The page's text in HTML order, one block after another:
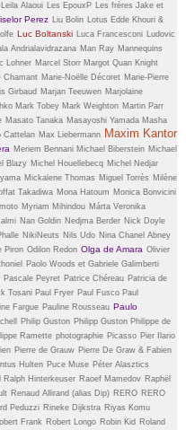
Leila Alaoui Les EpouxP Les frères Jake et
Perez Liu Bolin Lotus Edde Khouri &
Luc Boltanski Luca Francesconi Ludovic
Andrialavidrazana Man Ray Mannequins
Lohner Marcel Storr Margot Quan Knight
Chamant Marie-Noëlle Décoret Marie-Pierre
Girbaud Marjan Teeuwen Marjolaine
Mark Tobey Mark Weighton Martin Parr
Masato Tanaka Masayoshi Yamada Masha
Cattelan Max Liebermann Maxim Kantor
Meriem Bennani Michael Biberstein Michael
Blazy Michel Houellebecq Michel Nedjar
Mickalene Thomas Miguel Torrès Milène
Takadiwa Mona Hatoum Monica Bonvicini
Myriam Mihindou Márta Veronika
Nan Goldin Nedjma Berder Nick Doyle
NikiNeuts Nils Udo Nina Chanel Abney
Piron Odilon Redon Olga de Amara Olivier
Paolo Woods et Gabriele Galimberti
Pascale Peyret Patrice Chéreau Patricia de
Tosani Paul Fryer Paul Fusco Paul
Fargue Pauline Rousseau Paulo
Philip Guston Philipp Guston Philippe de
Ramette photographie Picasso Pier Ilario
Pierre de Grauw Pierre De Graw & Fabien
Hulten Puce Muse Péter Alasztics
Ralph Hinterkeuser Raoef Mamedov Raphël
Renaud Allirand (alias Dip) RERO RERO
Peduzzi Rineke Dijkstra Riyas Komu
Frank Robert Longo Robin Kid Roland